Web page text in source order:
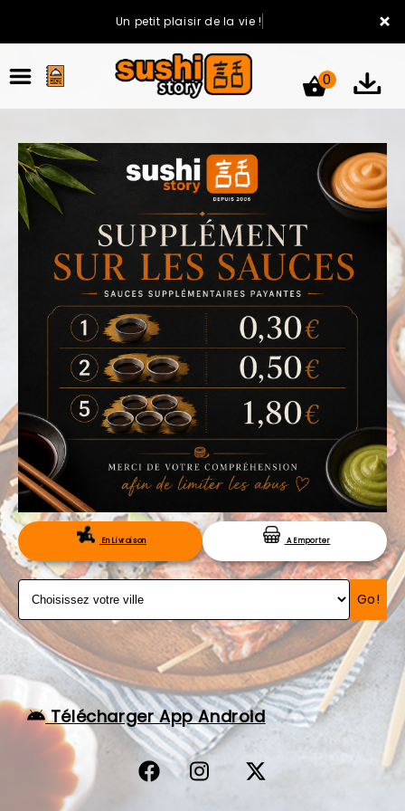
×
Un petit plaisir de la vie !
ACCUEIL
LA CARTE
VOTRE COMPTE
NOTRE RESTAURANT
VOS AVIS
MENTIONS LÉGALES
C.G.V
RÉSERVATION
0
En Livraison A Emporter
Go!
Télécharger App Android